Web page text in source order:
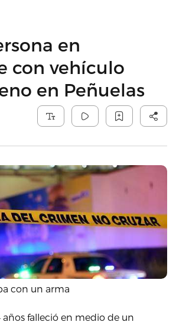
en
con vehículo
en Peñuelas
con un arma
falleció en medio de un